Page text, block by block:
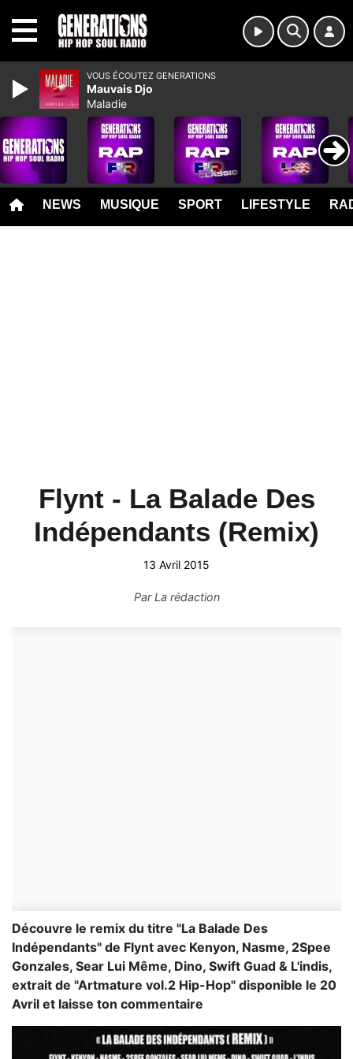
NEWS MUSIQUE SPORT LIFESTYLE
Flynt - La Balade Des
Indépendants (Remix)
13 Avril 2015
ParLa rédaction
Découvre le remix du titre "La Balade Des
Indépendants" de Flynt avec Kenyon, Nasme, 2Spee
Gonzales, Sear Lui Même, Dino, Swift Guad & L'indis,
extrait de "Artmature vol.2 Hip-Hop" disponible le 20
Avril et laisse ton commentaire
VOUS ÉCOUTEZ GENERATIONS
Mauvais Djo
Maladie